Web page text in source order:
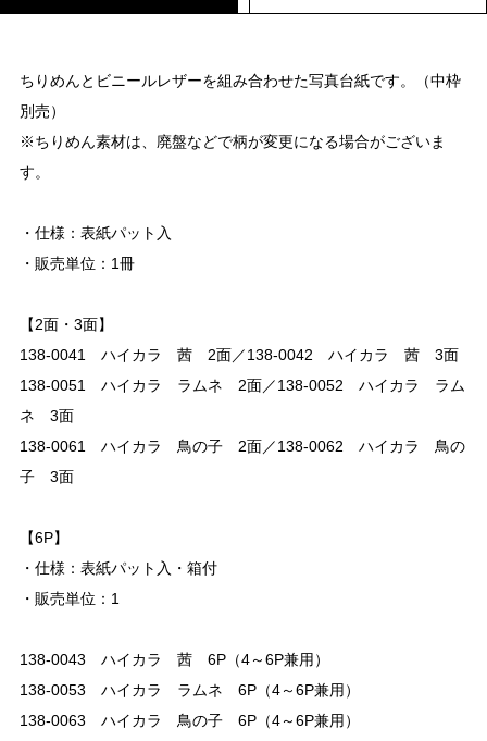
ちりめんとビニールレザーを組み合わせた写真台紙です。（中枠
別売）
※ちりめん素材は、廃盤などで柄が変更になる場合がございま
す。
・仕様：表紙パット入
・販売単位：1冊
【2面・3面】
138-0041 ハイカラ 茜 2面／138-0042 ハイカラ 茜 3面
138-0051 ハイカラ ラムネ 2面／138-0052 ハイカラ ラム
ネ 3面
138-0061 ハイカラ 鳥の子 2面／138-0062 ハイカラ 鳥の
子 3面
【6P】
・仕様：表紙パット入・箱付
・販売単位：1
138-0043 ハイカラ 茜 6P（4～6P兼用）
138-0053 ハイカラ ラムネ 6P（4～6P兼用）
138-0063 ハイカラ 鳥の子 6P（4～6P兼用）